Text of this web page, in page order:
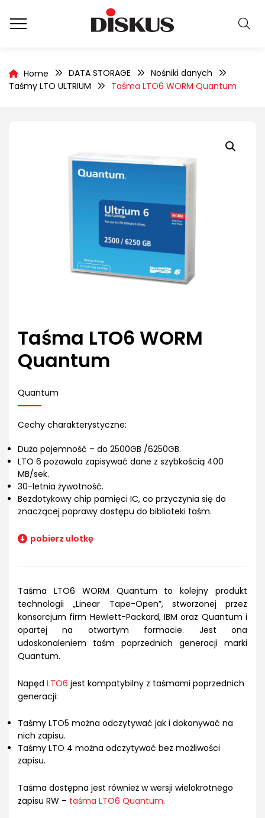
Home DATA STORAGE
Nośniki danych
Taśmy LTO ULTRIUM
Taśma LTO6 WORM Quantum
Taśma LTO6 WORM
Quantum
Quantum
Cechy charakterystyczne:
Duża pojemność – do 2500GB /6250GB.
LTO 6 pozawala zapisywać dane z szybkością 400
MB/sek.
30-letnia żywotność.
Bezdotykowy chip pamięci IC, co przyczynia się do
znaczącej poprawy dostępu do biblioteki taśm.
pobierz ulotkę
Taśma LTO6 WORM Quantum to kolejny produkt
technologii „Linear Tape-Open”, stworzonej przez
konsorcjum firm Hewlett-Packard, IBM oraz Quantum i
opartej na otwartym formacie. Jest ona
udoskonaleniem taśm poprzednich generacji marki
Quantum.
Napęd LTO6 jest kompatybilny z taśmami poprzednich
generacji:
Taśmy LTO5 można odczytywać jak i dokonywać na
nich zapisu.
Taśmy LTO 4 można odczytywać bez możliwości
zapisu.
Taśma dostępna jest również w wersji wielokrotnego
zapisu RW – taśma LTO6 Quantum.